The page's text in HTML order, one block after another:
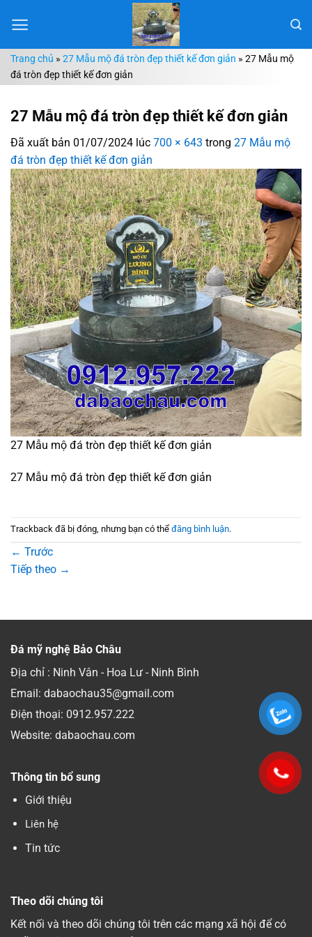
đến
dungTrang chủ » 27 Mẫu mộ đá tròn đẹp thiết kế đơn giản » 27 Mẫu mộ
đá tròn đẹp thiết kế đơn giản
27 Mẫu mộ đá tròn đẹp thiết kế đơn giản
Đã xuất bản 01/07/2024 lúc 700 × 643 trong 27 Mẫu mộ
đá tròn đẹp thiết kế đơn giản
27 Mẫu mộ đá tròn đẹp thiết kế đơn giản
27 Mẫu mộ đá tròn đẹp thiết kế đơn giản
Trackback đã bị đóng, nhưng bạn có thể đăng bình luận.
← Trước
Tiếp theo →
Đá mỹ nghệ Bảo Châu
Địa chỉ : Ninh Vân - Hoa Lư - Ninh Bình
Email: dabaochau35@gmail.com
Điện thoại: 0912.957.222
Website: dabaochau.com
Thông tin bổ sung
Giới thiệu
Liên hệ
Tin tức
Theo dõi chúng tôi
Kết nối và theo dõi chúng tôi trên các mạng xã hội để có